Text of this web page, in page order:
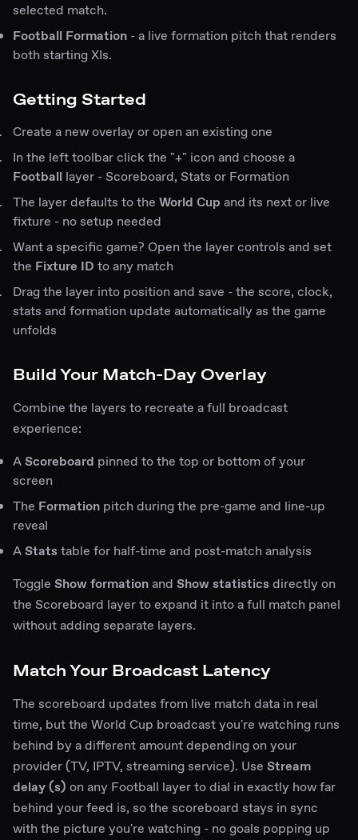
selected match.
Football Formation - a live formation pitch that renders
both starting XIs.
Getting Started
Create a new overlay or open an existing one
In the left toolbar click the "+" icon and choose a
Football layer - Scoreboard, Stats or Formation
The layer defaults to the World Cup and its next or live
fixture - no setup needed
Want a specific game? Open the layer controls and set
the Fixture ID to any match
Drag the layer into position and save - the score, clock,
stats and formation update automatically as the game
unfolds
Build Your Match-Day Overlay
Combine the layers to recreate a full broadcast
experience:
AScoreboard pinned to the top or bottom of your
screen
The Formation pitch during the pre-game and line-up
reveal
AStatstable for half-time and post-match analysis
Toggle Show formationand Show statisticsdirectly on
the Scoreboard layer to expand it into a full match panel
without adding separate layers.
Match Your Broadcast Latency
The scoreboard updates from live match data in real
time, but the World Cup broadcast you're watching runs
behind by a different amount depending on your
provider (TV, IPTV, streaming service). Use Stream
delay (s) on any Football layer to dial in exactly how far
behind your feed is, so the scoreboard stays in sync
with the picture you're watching - no goals popping up